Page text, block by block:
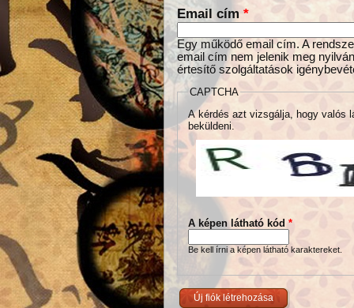
Email cím *
Egy működő email cím. A
email cím nem jelenik meg
értesítő szolgáltatások
CAPTCHA
A kérdés azt vizsgálja, hogy valós
beküldeni.
A képen látható kód *
Be kell írni a képen látható karaktereket.